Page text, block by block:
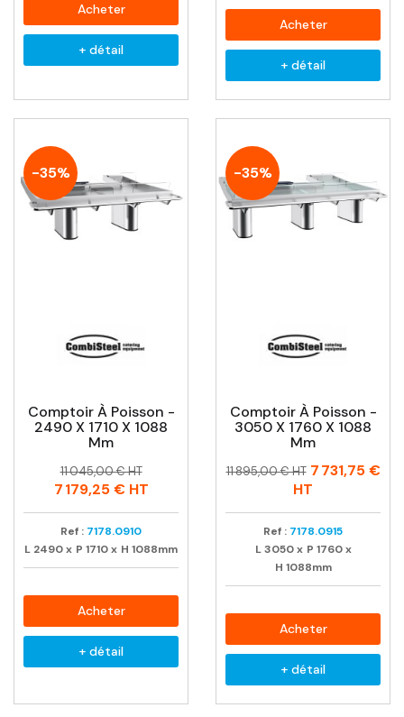
Acheter
+ détail
Acheter
+ détail
-35%
Comptoir À Poisson -
2490 X 1710 X 1088
Mm
Prix
Prix
habituel
11 045,00 € HT
7 179,25 €HT
Ref : 7178.0910
L 2490x P 1710x H 1088mm
Acheter
+ détail
-35%
Comptoir À Poisson -
3050 X 1760 X 1088
Mm
Prix
Prix
11 895,00 € HT 7 731,75 €
HT
Ref : 7178.0915
L 3050 x P 1760 x
H 1088mm
Acheter
+ détail